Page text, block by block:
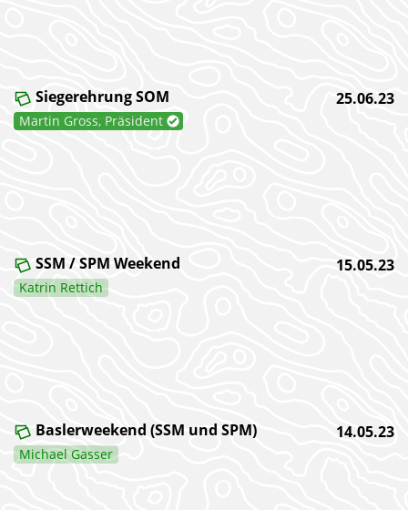
25.06.23
Siegerehrung SOM
Martin Gross, Präsident
15.05.23
SSM / SPM Weekend
Katrin Rettich
14.05.23
Baslerweekend (SSM und SPM)
Michael Gasser